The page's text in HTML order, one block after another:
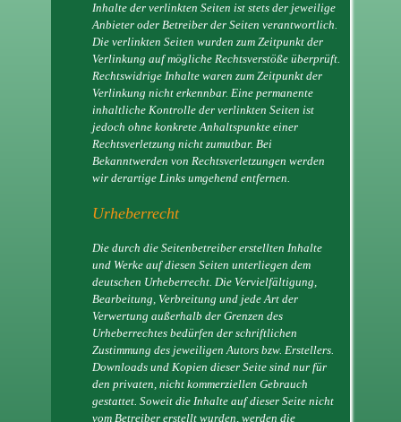
Inhalte der verlinkten Seiten ist stets der jeweilige
Anbieter oder Betreiber der Seiten verantwortlich.
Die verlinkten Seiten wurden zum Zeitpunkt der
Verlinkung auf mögliche Rechtsverstöße überprüft.
Rechtswidrige Inhalte waren zum Zeitpunkt der
Verlinkung nicht erkennbar. Eine permanente
inhaltliche Kontrolle der verlinkten Seiten ist
jedoch ohne konkrete Anhaltspunkte einer
Rechtsverletzung nicht zumutbar. Bei
Bekanntwerden von Rechtsverletzungen werden
wir derartige Links umgehend entfernen.
Urheberrecht
Die durch die Seitenbetreiber erstellten Inhalte
und Werke auf diesen Seiten unterliegen dem
deutschen Urheberrecht. Die Vervielfältigung,
Bearbeitung, Verbreitung und jede Art der
Verwertung außerhalb der Grenzen des
Urheberrechtes bedürfen der schriftlichen
Zustimmung des jeweiligen Autors bzw. Erstellers.
Downloads und Kopien dieser Seite sind nur für
den privaten, nicht kommerziellen Gebrauch
gestattet. Soweit die Inhalte auf dieser Seite nicht
vom Betreiber erstellt wurden, werden die